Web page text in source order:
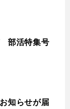
部活特集号
知らせが届